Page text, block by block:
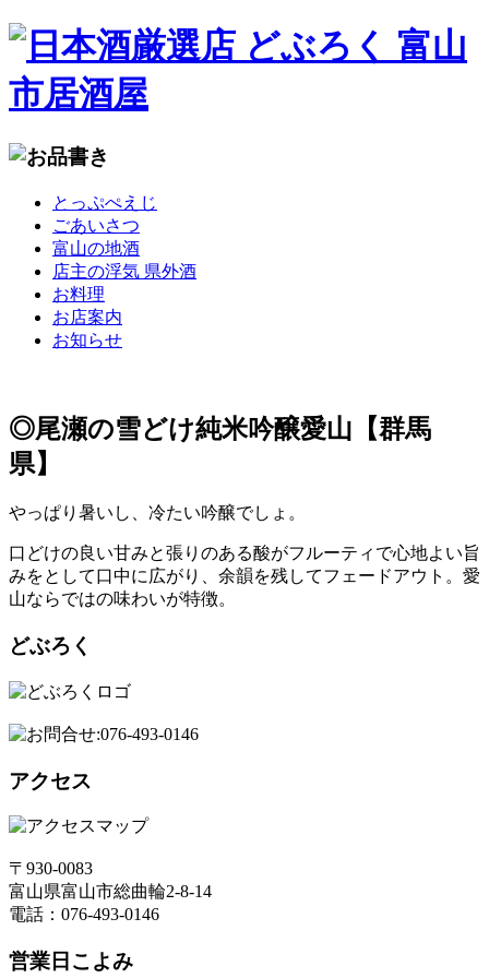
とっぷぺえじ
ごあいさつ
富山の地酒
店主の浮気 県外酒
お料理
お店案内
お知らせ
◎尾瀬の雪どけ純米吟醸愛山【群馬
県】
やっぱり暑いし、冷たい吟醸でしょ。
口どけの良い甘みと張りのある酸がフルーティで心地よい旨
みをとして口中に広がり、余韻を残してフェードアウト。愛
山ならではの味わいが特徴。
どぶろく
アクセス
〒930-0083
富山県富山市総曲輪2-8-14
電話：076-493-0146
営業日こよみ